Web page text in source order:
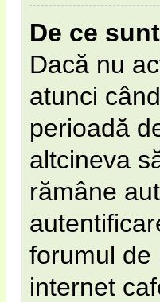
De ce
Dacă nu
atunci
perioadă
altcineva
rămâne
forumul de
internet